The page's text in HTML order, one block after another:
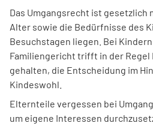
Das Umgangsrecht ist gesetzlich
Alter sowie die Bedürfnisse des
Besuchstagen liegen. Bei
Familiengericht trifft in der Regel
gehalten, die Entscheidung im
Kindeswohl.
Elternteile vergessen bei
um eigene Interessen